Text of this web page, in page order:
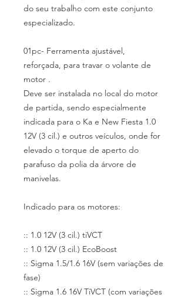
do seu trabalho com este conjunto
especializado.
01pc- Ferramenta ajustável,
reforçada, para travar o volante de
motor .
Deve ser instalada no local do motor
de partida, sendo especialmente
indicada para o Ka e New Fiesta 1.0
12V (3 cil.) e outros veículos, onde for
elevado o torque de aperto do
parafuso da polia da árvore de
manivelas.
Indicado para os motores:
:: 1.0 12V (3 cil.) tiVCT
:: 1.0 12V (3 cil.) EcoBoost
:: Sigma 1.5/1.6 16V (sem variações de
fase)
:: Sigma 1.6 16V TiVCT (com variações